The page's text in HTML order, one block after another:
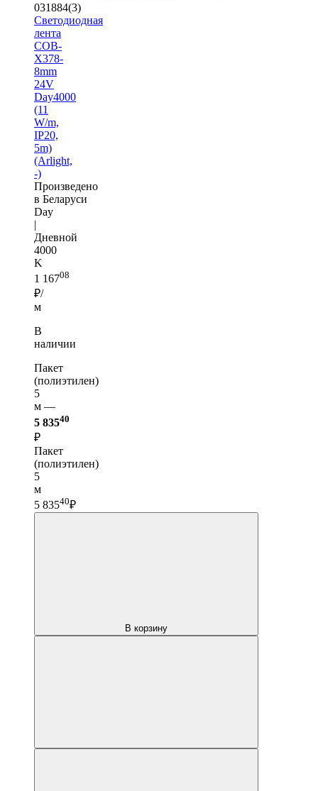
031884(3)
Светодиодная
лента
COB-
X378-
8mm
24V
Day4000
(11
W/m,
IP20,
5m)
(Arlight,
-)
Произведено
в Беларуси
Day
|
Дневной
4000
K
1 16708
₽/
м
В
наличии
Пакет
(полиэтилен)
5
м —
5 83540
₽
Пакет
(полиэтилен)
5
м
5 83540₽
В корзину